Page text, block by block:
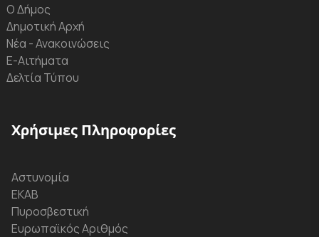
Ο Δήμος
Δημοτική Αρχή
Νέα - Ανακοινώσεις
Ε-Αιτήματα
Δελτία Τύπου
Χρήσιμες Πληροφορίες
Αστυνομία
ΕΚΑΒ
Πυροσβεστική
Ευρωπαϊκός Αριθμός